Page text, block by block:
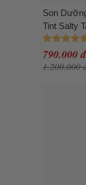
Son
Tint Salty
790.000 đ
1.200.000